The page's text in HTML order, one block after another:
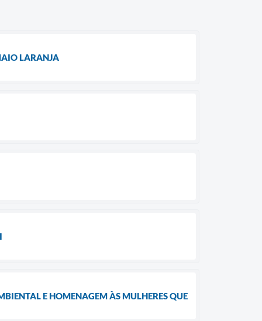
LARANJA
E HOMENAGEM ÀS MULHERES QUE